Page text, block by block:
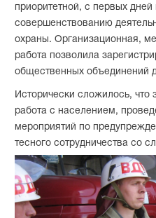
приоритетной, с первых
совершенствованию
охраны. Организационная,
работа позволила
общественных объединений
Исторически сложилось,
работа с населением,
мероприятий по
тесного сотрудничества со